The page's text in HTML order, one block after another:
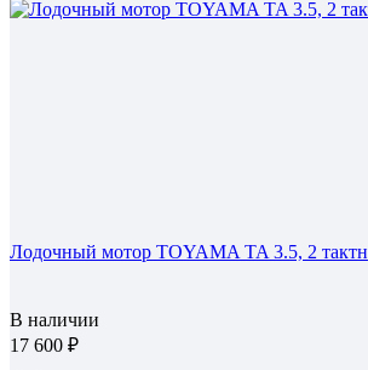
Лодочный мотор TOYAMA TA 3.5, 2 тактн
В наличии
17 600